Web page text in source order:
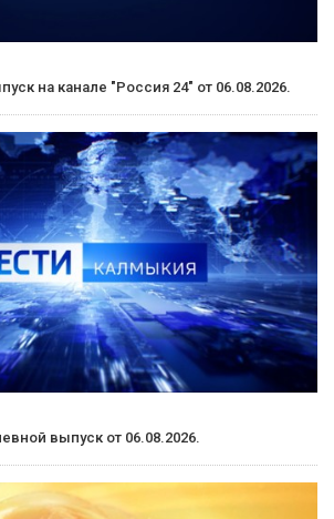
на канале "Россия 24" от 06.08.2026.
выпуск от 06.08.2026.